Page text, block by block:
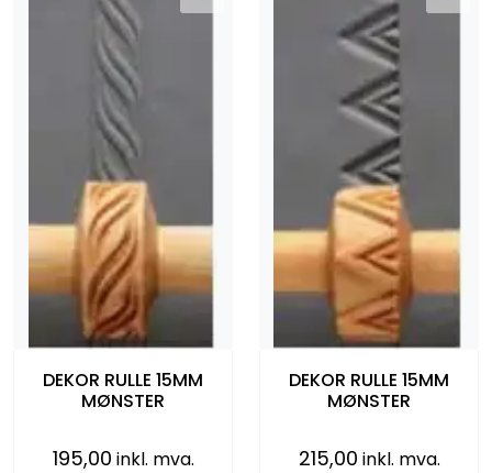
DEKOR RULLE 15MM
MØNSTER
195,00 inkl. mva.
DEKOR RULLE 15MM
MØNSTER
215,00 inkl. mva.